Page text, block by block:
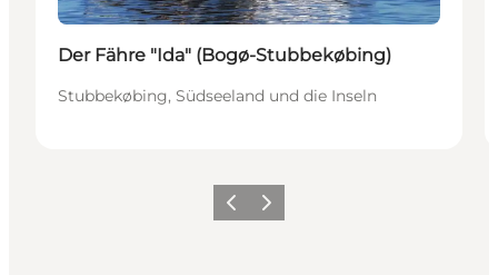
Der Fähre "Ida" (Bogø-Stubbekøbing)
Stubbekøbing, Südseeland und die Inseln
ZurückWeiter